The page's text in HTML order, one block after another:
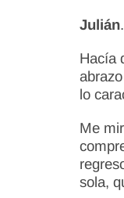
Julián.
Hacía
lo
Me
sola,